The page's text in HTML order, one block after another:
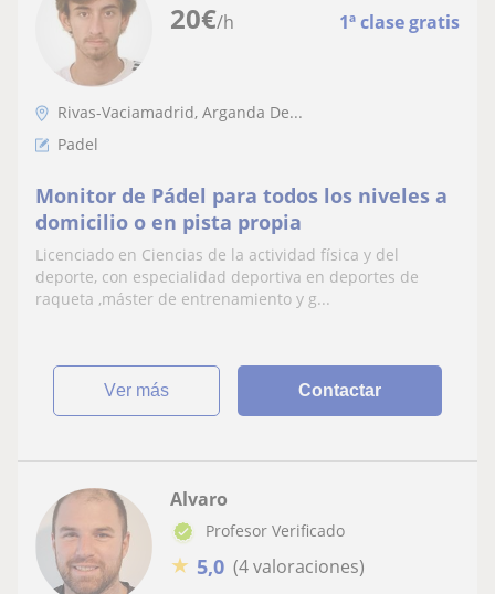
20€/h 1ª clase gratis
Rivas-Vaciamadrid, Arganda De...
Padel
Monitor de Pádel para todos los niveles a
domicilio o en pista propia
Licenciado en Ciencias de la actividad física y del
deporte, con especialidad deportiva en deportes de
raqueta ,máster de entrenamiento y g...
ver más Contactar
Alvaro
Profesor Verificado
★ 5,0 (4 valoraciones)